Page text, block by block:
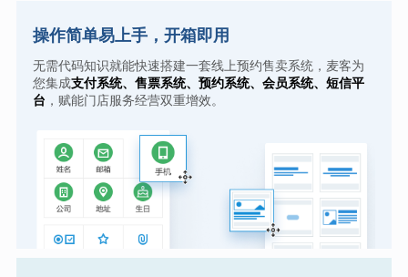
操作简单易上手，开箱即用
无需代码知识就能快速搭建一套线上预约售卖系统，麦客为
您集成支付系统、售票系统、预约系统、会员系统、短信平
台 ，赋能门店服务经营双重增效。